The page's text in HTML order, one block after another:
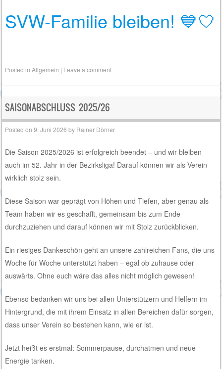
SVW-Familie bleiben! 💙🤍
Posted inAllgemein | Leave a comment
SAISONABSCHLUSS 2025/26
Posted on9. Juni 2026 by Rainer Dörner
Die Saison 2025/2026 ist erfolgreich beendet – und wir bleiben
auch im 52. Jahr in der Bezirksliga! Darauf können wir als Verein
wirklich stolz sein.
Diese Saison war geprägt von Höhen und Tiefen, aber genau als
Team haben wir es geschafft, gemeinsam bis zum Ende
durchzuziehen und darauf können wir mit Stolz zurückblicken.
Ein riesiges Dankeschön geht an unsere zahlreichen Fans, die uns
Woche für Woche unterstützt haben – egal ob zuhause oder
auswärts. Ohne euch wäre das alles nicht möglich gewesen!
Ebenso bedanken wir uns bei allen Unterstützern und Helfern im
Hintergrund, die mit ihrem Einsatz in allen Bereichen dafür sorgen,
dass unser Verein so bestehen kann, wie er ist.
Jetzt heißt es erstmal: Sommerpause, durchatmen und neue
Energie tanken.